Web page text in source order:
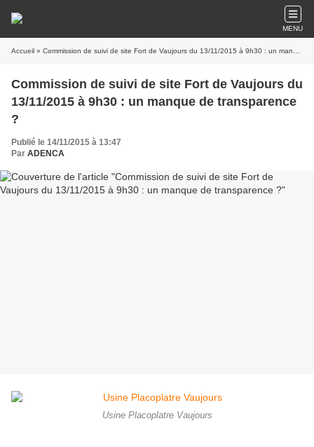
MENU
Accueil » Commission de suivi de site Fort de Vaujours du 13/11/2015 à 9h30 : un manque de transparence ?
Commission de suivi de site Fort de Vaujours du
13/11/2015 à 9h30 : un manque de transparence
?
Publié le 14/11/2015 à 13:47
Par ADENCA
Usine Placoplatre Vaujours